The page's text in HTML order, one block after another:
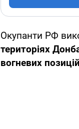
Окупанти РФ
територіях
вогневих позицій